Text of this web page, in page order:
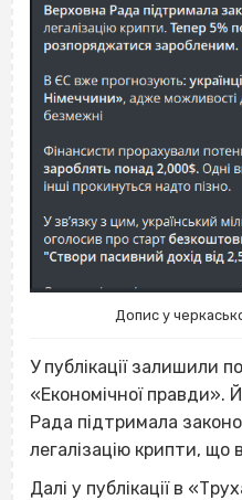
Допис у
У публікації залишили
«Економічної правди».
Рада підтримала
легалізацію крипти, що
Далі у публікації в